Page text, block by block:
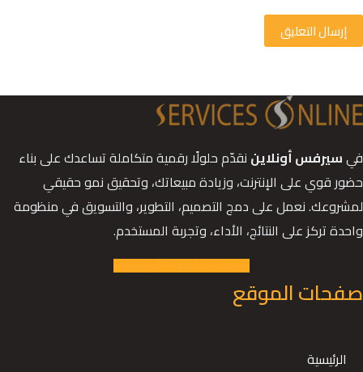
إرسال التعليق
فيسيرفس أونلاين نقدّم حلولًا رقمية متكاملة تساعدك على بناء
حضور قوي على الإنترنت، وزيادة مبيعاتك، وتحقيق نمو حقيقي
لمشروعك. نعمل على دمج التصميم، التطوير، والتسويق في منظومة
واحدة تركز على النتائج، الأداء، وتجربة المستخدم.
صفحات الموقع
الرئيسية